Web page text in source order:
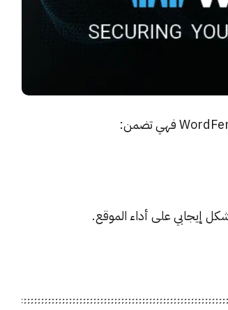
إيجابي على أداء الموقع.